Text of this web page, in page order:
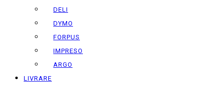
DELI
DYMO
FORPUS
IMPRESO
ARGO
LIVRARE